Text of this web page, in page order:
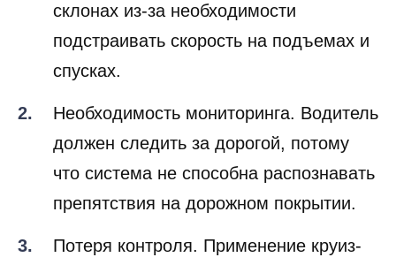
склонах из-за необходимости
подстраивать скорость на подъемах и
спусках.
Необходимость мониторинга. Водитель
должен следить за дорогой, потому
что система не способна распознавать
препятствия на дорожном покрытии.
Потеря контроля. Применение круиз-